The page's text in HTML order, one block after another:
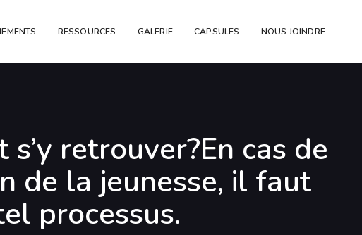
RESSOURCES GALERIE CAPSULES NOUS JOINDRE
retrouver?En cas de
de la jeunesse, il faut
processus.